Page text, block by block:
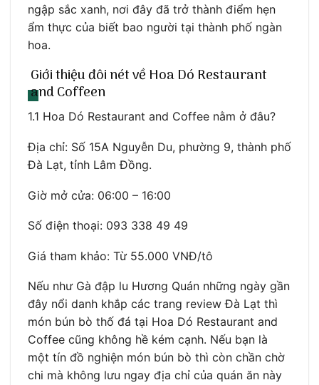
ngập sắc xanh, nơi đây đã trở thành điểm hẹn
ẩm thực của biết bao người tại thành phố ngàn
hoa.
Giới thiệu đôi nét về Hoa Dó Restaurant
and Coffeen
1.1 Hoa Dó Restaurant and Coffee nằm ở đâu?
Địa chỉ: Số 15A Nguyễn Du, phường 9, thành phố
Đà Lạt, tỉnh Lâm Đồng.
Giờ mở cửa: 06:00 – 16:00
Số điện thoại: 093 338 49 49
Giá tham khảo: Từ 55.000 VNĐ/tô
Nếu như Gà đập lu Hương Quán những ngày gần
đây nổi danh khắp các trang review Đà Lạt thì
món bún bò thố đá tại Hoa Dó Restaurant and
Coffee cũng không hề kém cạnh. Nếu bạn là
một tín đồ nghiện món bún bò thì còn chần chờ
chi mà không lưu ngay địa chỉ của quán ăn này